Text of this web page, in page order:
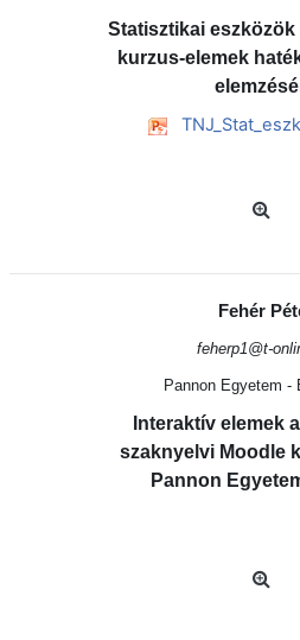
Statisztikai
kurzus-elemek
Fehér
feherp1@t-
Pannon Egyetem -
Interaktív elemek
szaknyelvi Moodle
Pannon